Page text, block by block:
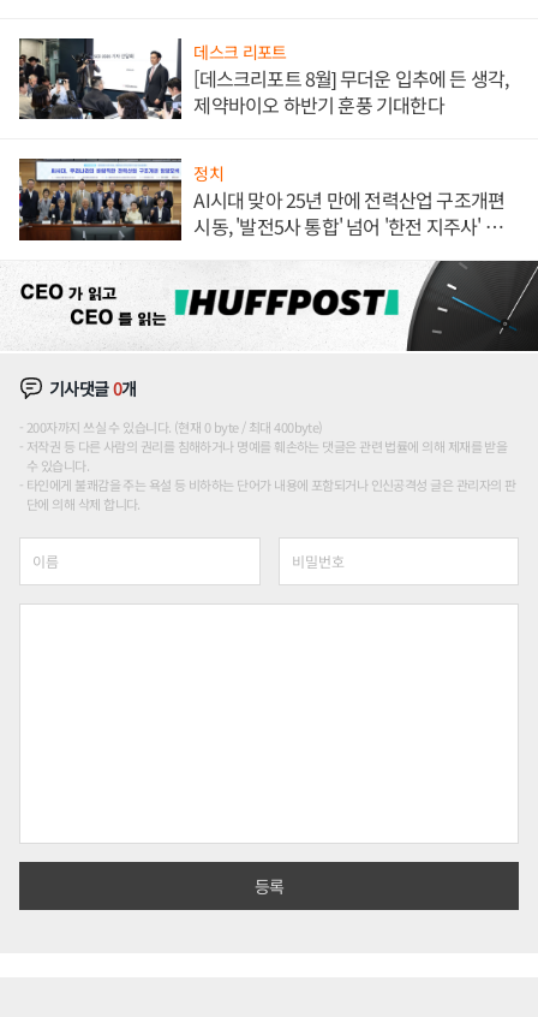
데스크 리포트
[데스크리포트 8월] 무더운 입추에 든 생각,
제약바이오 하반기 훈풍 기대한다
정치
AI시대 맞아 25년 만에 전력산업 구조개편
시동, '발전5사 통합' 넘어 '한전 지주사' 재편
기사댓글0개
200자까지 쓰실 수 있습니다. (현재 0 byte / 최대 400byte)
저작권 등 다른 사람의 권리를 침해하거나 명예를 훼손하는 댓글은 관련 법률에 의해 제재를 받을
수 있습니다.
타인에게 불쾌감을 주는 욕설 등 비하하는 단어가 내용에 포함되거나 인신공격성 글은 관리자의 판
단에 의해 삭제 합니다.